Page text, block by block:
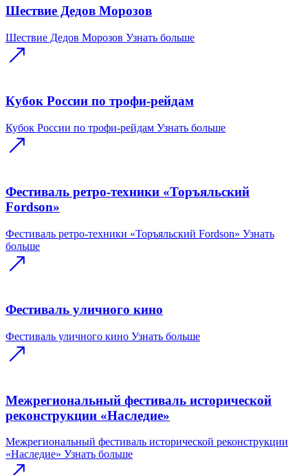
Шествие Дедов Морозов
Шествие Дедов Морозов Узнать больше
Кубок России по трофи-рейдам
Кубок России по трофи-рейдам Узнать больше
Фестиваль ретро-техники «Торъяльский
Fordson»
Фестиваль ретро-техники «Торъяльский Fordson» Узнать
больше
Фестиваль уличного кино
Фестиваль уличного кино Узнать больше
Межрегиональный фестиваль исторической
реконструкции «Наследие»
Межрегиональный фестиваль исторической реконструкции
«Наследие» Узнать больше